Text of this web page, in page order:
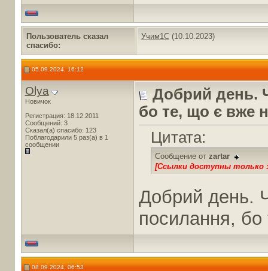
Пользователь сказал
cпасибо:
Учим1С(10.10.2023)
05.09.2024, 16:12
Olya
Новичок
Регистрация: 18.12.2011
Сообщений: 3
Сказал(а) спасибо: 123
Поблагодарили 5 раз(а) в 1
сообщении
Добрий день.
бо те, що є вже
Цитата:
Сообщение от zartar
[Ссылки доступны только
Добрий день.
посилання,
08.09.2024, 06:53